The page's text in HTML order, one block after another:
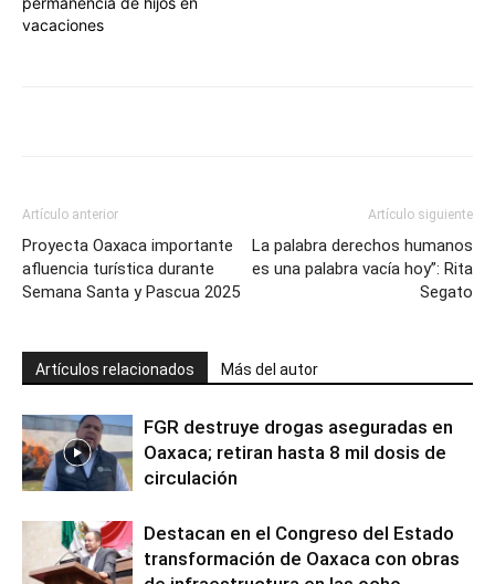
vacaciones
Artículo anterior
Proyecta Oaxaca importante
afluencia turística durante
Semana Santa y Pascua 2025
Artículo siguiente
La palabra derechos humanos
es una palabra vacía hoy”: Rita
Segato
Artículos relacionados Más del autor
FGR destruye drogas aseguradas en
Oaxaca; retiran hasta 8 mil dosis de
circulación
Destacan en el Congreso del Estado
transformación de Oaxaca con obras